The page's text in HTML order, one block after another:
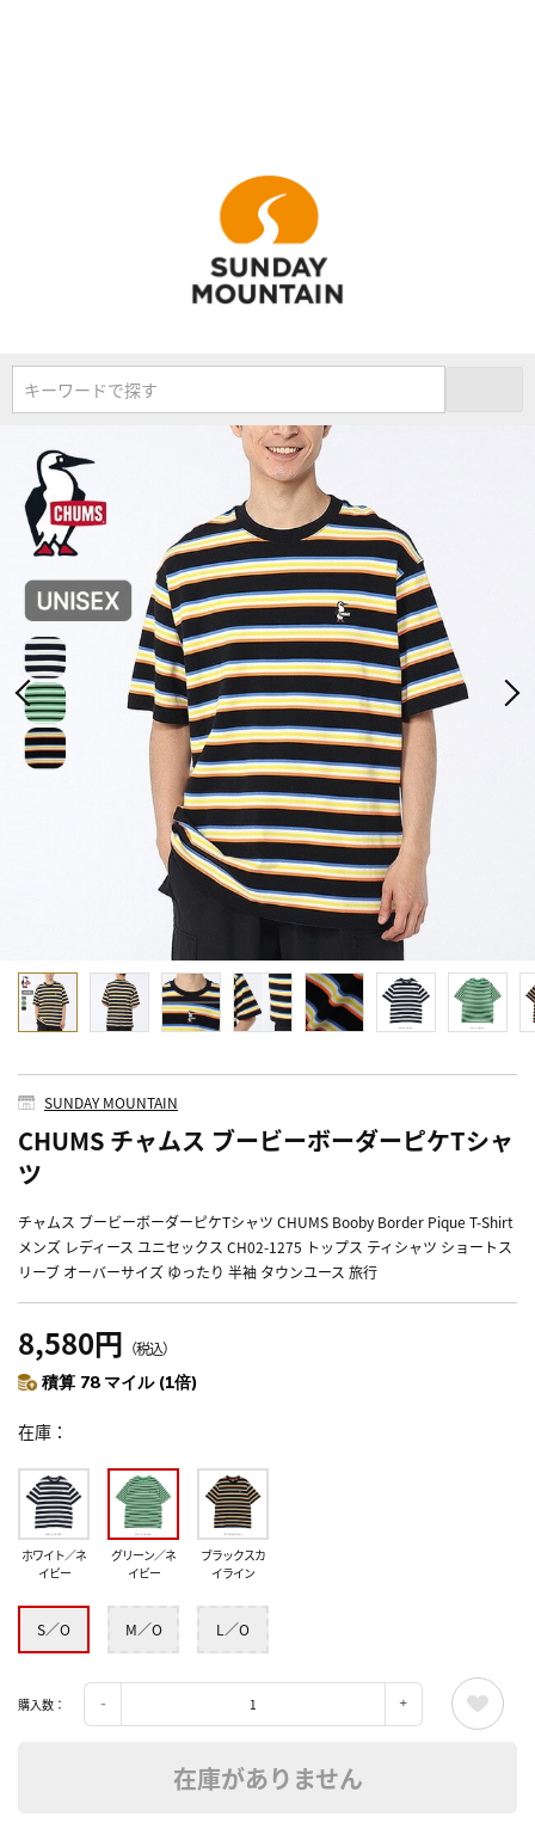
キーワードで探す
SUNDAY MOUNTAIN
CHUMS チャムス ブービーボーダーピケTシャ
ツ
チャムス ブービーボーダーピケTシャツ CHUMS Booby Border Pique T-Shirt
メンズ レディース ユニセックス CH02-1275 トップス ティシャツ ショートス
リーブ オーバーサイズ ゆったり 半袖 タウンユース 旅行
8,580円 （税込）
積算 78 マイル (1倍)
在庫
ホワイト／ネ
イビー
グリーン／ネ
イビー
ブラックスカ
イライン
S／O M／O L／O
購入数：
在庫がありません